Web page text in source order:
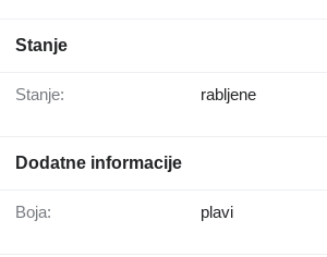
Stanje
Stanje: rabljene
Dodatne informacije
Boja: plavi